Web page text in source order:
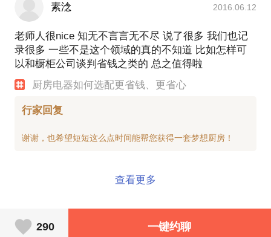
素淰 2016.06.12
老师人很nice 知无不言言无不尽 说了很多 我们也记
录很多 一些不是这个领域的真的不知道 比如怎样可
以和橱柜公司谈判省钱之类的 总之值得啦
厨房电器如何选配更省钱、更省心
行家回复
查看更多
290 一键约聊